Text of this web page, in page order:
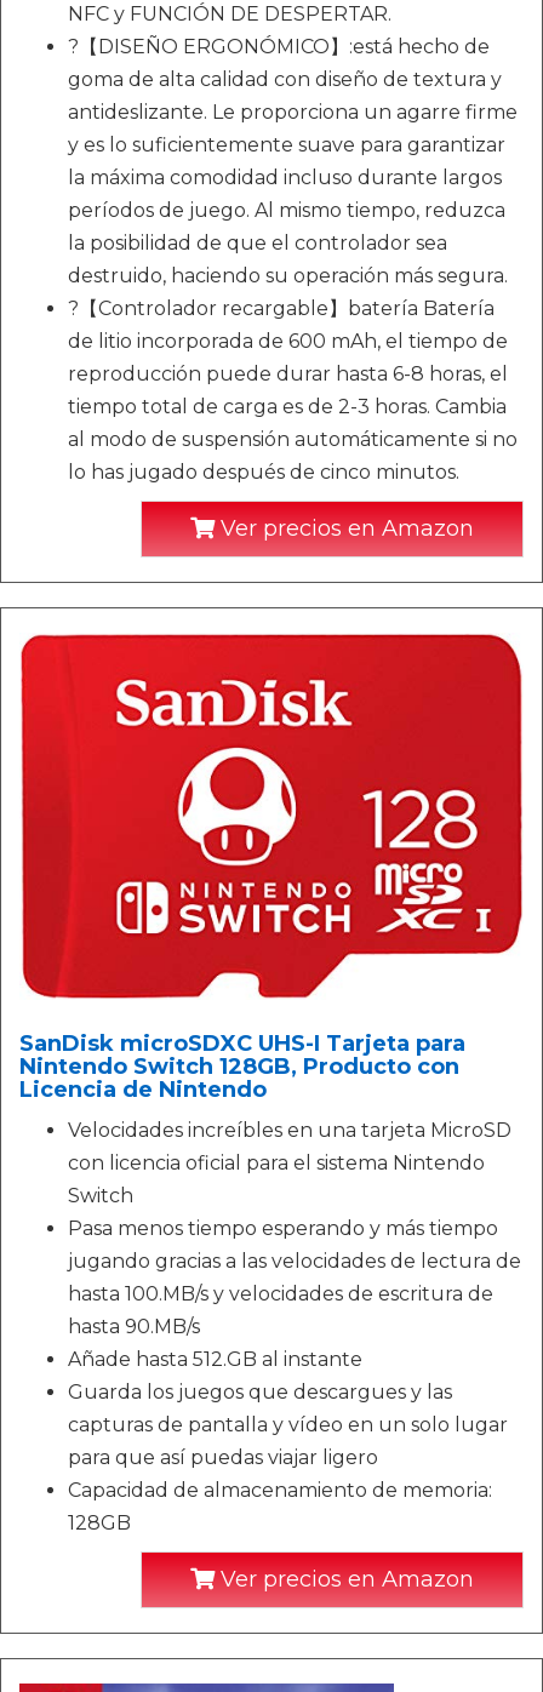
NFC y FUNCIÓN DE DESPERTAR.
?【DISEÑO ERGONÓMICO】:está hecho de
goma de alta calidad con diseño de textura y
antideslizante. Le proporciona un agarre firme
y es lo suficientemente suave para garantizar
la máxima comodidad incluso durante largos
períodos de juego. Al mismo tiempo, reduzca
la posibilidad de que el controlador sea
destruido, haciendo su operación más segura.
?【Controlador recargable】batería Batería
de litio incorporada de 600 mAh, el tiempo de
reproducción puede durar hasta 6-8 horas, el
tiempo total de carga es de 2-3 horas. Cambia
al modo de suspensión automáticamente si no
lo has jugado después de cinco minutos.
Ver precios en Amazon
SanDisk microSDXC UHS-I Tarjeta para
Nintendo Switch 128GB, Producto con
Licencia de Nintendo
Velocidades increíbles en una tarjeta MicroSD
con licencia oficial para el sistema Nintendo
Switch
Pasa menos tiempo esperando y más tiempo
jugando gracias a las velocidades de lectura de
hasta 100.MB/s y velocidades de escritura de
hasta 90.MB/s
Añade hasta 512.GB al instante
Guarda los juegos que descargues y las
capturas de pantalla y vídeo en un solo lugar
para que así puedas viajar ligero
Capacidad de almacenamiento de memoria:
128GB
Ver precios en Amazon